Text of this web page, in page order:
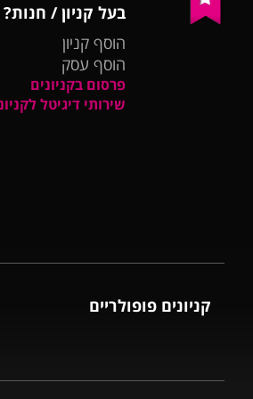
בעל קניון / חנות?
הוסף קניון
הוסף עסק
פרסום בקניונים
שירותי דיגיטל
קניונים פופולריים